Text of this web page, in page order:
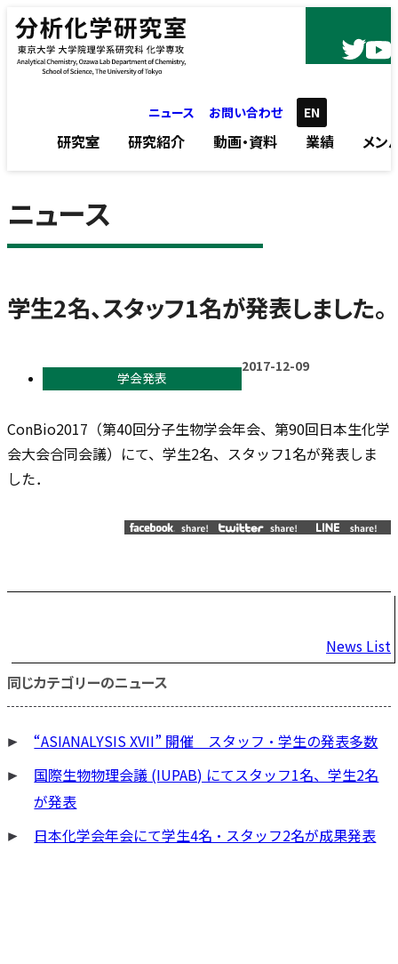
内容をスキップ
ニュース お問い合わせ EN
研究室 研究紹介 動画・資料 業績 メン
ニュース
学生2名、スタッフ1名が発表しました。
学会発表
2017-12-09
ConBio2017（第40回分子生物学会年会、第90回日本生化学
会大会合同会議）にて、学生2名、スタッフ1名が発表しま
した．
ゲ
ー
ン
News List
同じカテゴリーのニュース
“ASIANALYSIS XVII” 開催 スタッフ・学生の発表多数
国際生物物理会議 (IUPAB) にてスタッフ1名、学生2名
が発表
日本化学会年会にて学生4名・スタッフ2名が成果発表